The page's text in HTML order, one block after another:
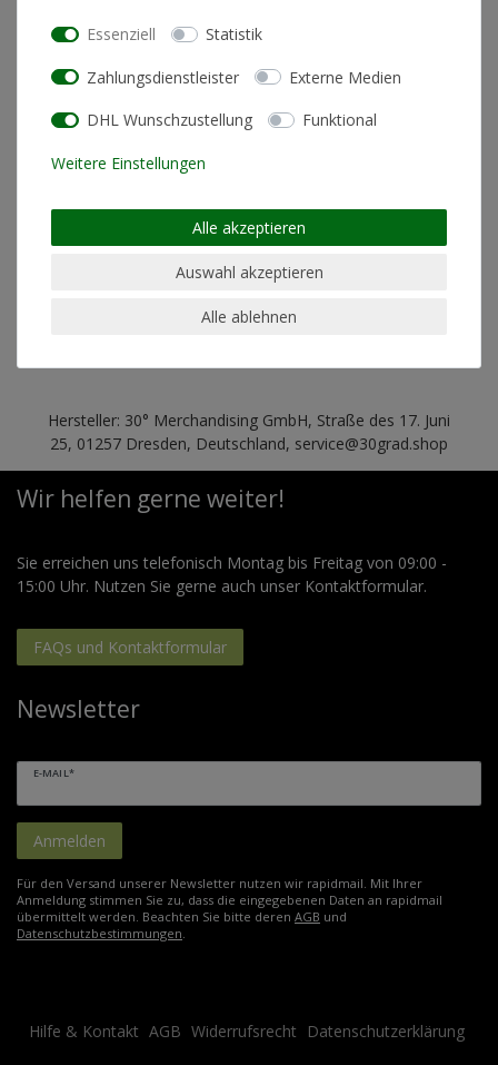
Passform)
geeignet für Trockner
nein
geeignet für chemische
nein
Hersteller: 30° Merchandising GmbH, Straße des 17. Juni
25, 01257 Dresden, Deutschland, service@30grad.shop
Wir helfen gerne weiter!
Sie erreichen uns telefonisch Montag bis Freitag von 09:00 -
15:00 Uhr. Nutzen Sie gerne auch unser Kontaktformular.
FAQs und Kontaktformular
Newsletter
E-MAIL*
Anmelden
Für den Versand unserer Newsletter nutzen wir rapidmail. Mit Ihrer
Anmeldung stimmen Sie zu, dass die eingegebenen Daten an rapidmail
übermittelt werden. Beachten Sie bitte deren AGB und
Datenschutzbestimmungen.
Hilfe & Kontakt AGB Widerrufsrecht Datenschutzerklärung
Essenziell Statistik
Zahlungsdienstleister Externe Medien
DHL Wunschzustellung Funktional
Weitere Einstellungen
Alle akzeptieren
Auswahl akzeptieren
Alle ablehnen